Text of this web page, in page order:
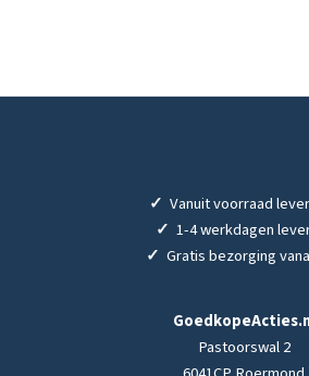
✓ Vanuit voorraad
✓ 1-4 werkdagen
✓ Gratis bezorging
Pastoorswal 2